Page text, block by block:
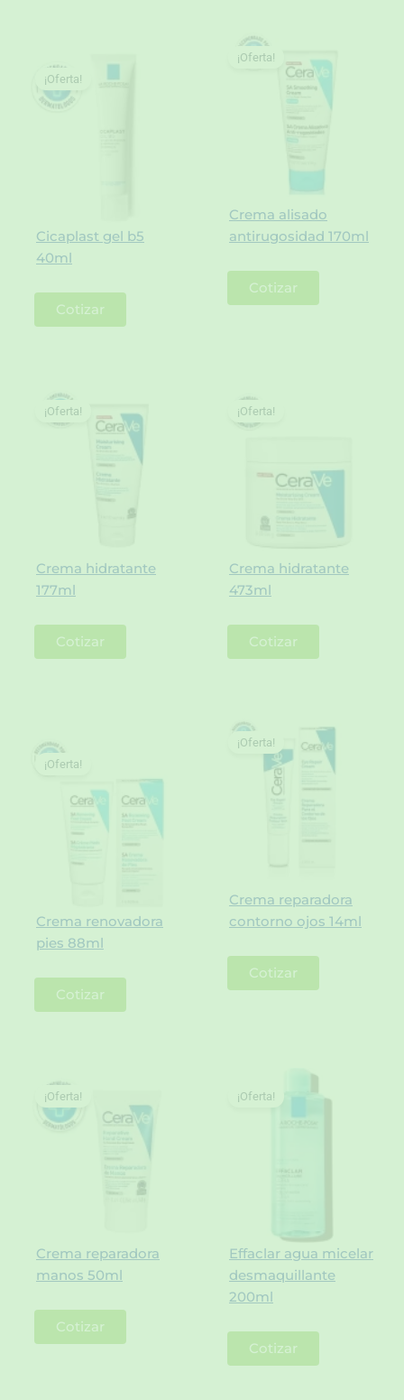
Cicaplast gel b5
40ml
¡Oferta!
Cotizar
Crema alisado
antirugosidad 170ml
¡Oferta!
Cotizar
Crema hidratante
177ml
¡Oferta!
Cotizar
Crema hidratante
473ml
¡Oferta!
Cotizar
Crema renovadora
pies 88ml
¡Oferta!
Cotizar
Crema reparadora
contorno ojos 14ml
¡Oferta!
Cotizar
Crema reparadora
manos 50ml
¡Oferta!
Cotizar
Effaclar agua micelar
desmaquillante
200ml
¡Oferta!
Cotizar